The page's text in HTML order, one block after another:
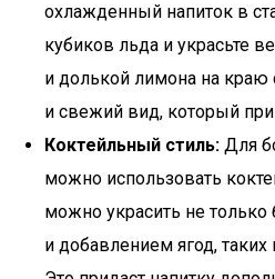
охлажденный напиток в
кубиков льда и украсьте
и долькой лимона на краю
и свежий вид, который
Коктейльный стиль: Для
можно использовать
можно украсить не
и добавлением ягод,